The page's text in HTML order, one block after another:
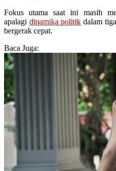
Fokus utama saat ini masih
apalagi dinamika politik dalam
bergerak cepat.
Baca Juga: